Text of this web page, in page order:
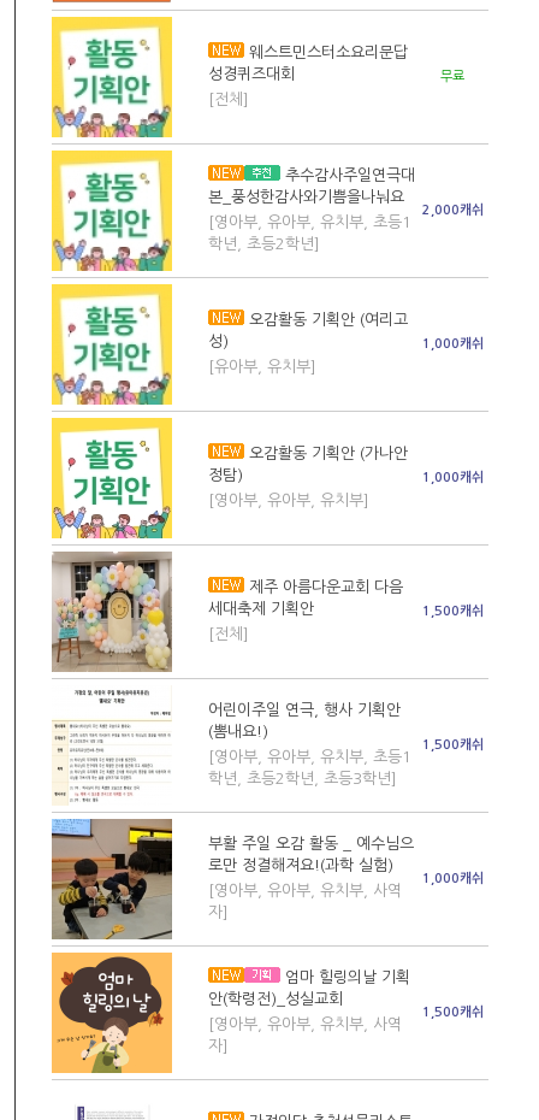
웨스트민스터소요리문답
성경퀴즈대회
[전체]
무료
추수감사주일연극대
본_풍성한감사와기쁨을나눠요
[영아부, 유아부, 유치부, 초등1
학년, 초등2학년]
2,000캐쉬
오감활동 기획안 (여리고
성)
[유아부, 유치부]
1,000캐쉬
오감활동 기획안 (가나안
정탐)
[영아부, 유아부, 유치부]
1,000캐쉬
제주 아름다운교회 다음
세대축제 기획안
[전체]
1,500캐쉬
어린이주일 연극, 행사 기획안
(뽐내요!)
[영아부, 유아부, 유치부, 초등1
학년, 초등2학년, 초등3학년]
1,500캐쉬
부활 주일 오감 활동 _ 예수님으
로만 정결해져요!(과학 실험)
[영아부, 유아부, 유치부, 사역
자]
1,000캐쉬
엄마 힐링의날 기획
안(학령전)_성실교회
[영아부, 유아부, 유치부, 사역
자]
1,500캐쉬